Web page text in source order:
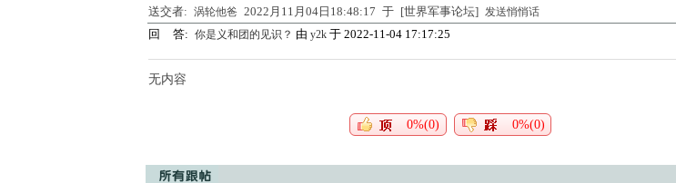
送交者: 涡轮他爸 2022月11月04日18:48:17 于 [世界军事论坛] 发送悄悄话
回 答: 你是义和团的见识？ 由 y2k 于 2022-11-04 17:17:25
无内容
0%(0) 0%(0)